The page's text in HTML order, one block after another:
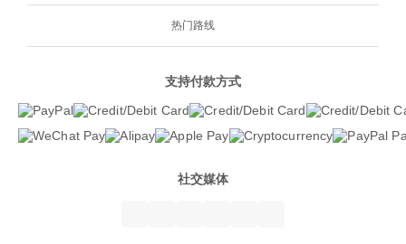
热门路线
支持付款方式
社交媒体